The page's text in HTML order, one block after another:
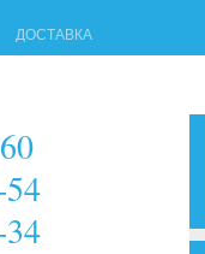
ДОСТАВКА